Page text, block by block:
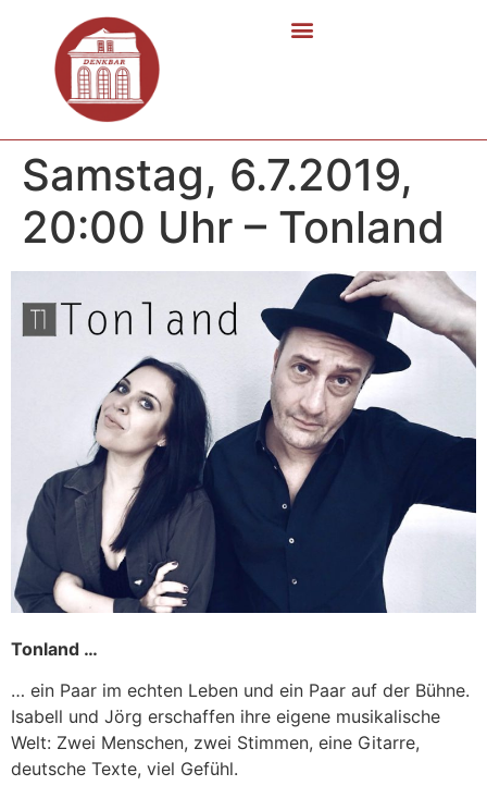
Samstag, 6.7.2019,
20:00 Uhr – Tonland
Tonland …
… ein Paar im echten Leben und ein Paar auf der Bühne.
Isabell und Jörg erschaffen ihre eigene musikalische
Welt: Zwei Menschen, zwei Stimmen, eine Gitarre,
deutsche Texte, viel Gefühl.